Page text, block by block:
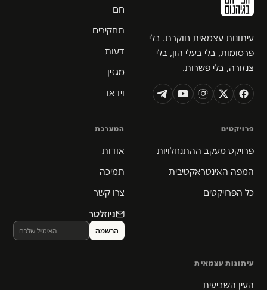
עיתונות עצמאית חוקרת. בלי
פרסומות, בלי בעלי הון, בלי
צנזורה, בלי פשרות.
חם
תחקירים
דעות
מגזין
וידאו
פרויקטים
פרויקט מעקב ההתנחלויות
המפה האינטראקטיבית
כל הפרויקטים
המערכת
אודות
תמיכה
צרו קשר
ניוזלטר
עיתונות עצמאית
העין השביעית